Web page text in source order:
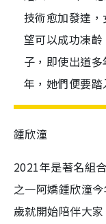
技術愈加發達
望可以成功凍
子，即使出道
年，她們便要踏
鍾欣潼
2021年是著名組
之一阿嬌鍾欣潼
歲就開始陪伴大